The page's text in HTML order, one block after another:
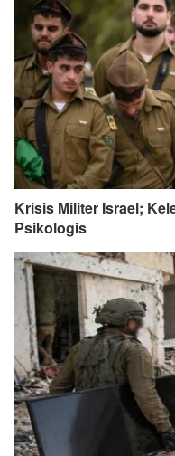
Krisis Militer Israel;
Psikologis